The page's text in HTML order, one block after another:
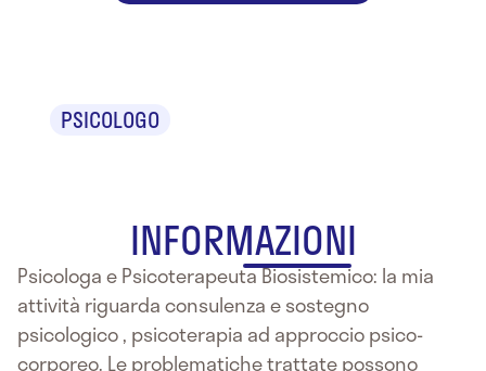
PSICOLOGO
INFORMAZIONI
Psicologa e Psicoterapeuta Biosistemico: la mia
attività riguarda consulenza e sostegno
psicologico , psicoterapia ad approccio psico-
corporeo. Le problematiche trattate possono